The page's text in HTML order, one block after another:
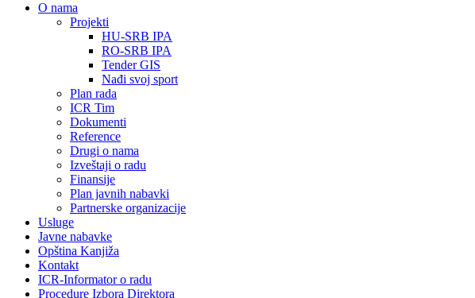
О nama
Projekti
HU-SRB IPA
RO-SRB IPA
Tender GIS
Nađi svoj sport
Plan rada
ICR Tim
Dokumenti
Reference
Drugi o nama
Izveštaji o radu
Finansije
Plan javnih nabavki
Partnerske organizacije
Usluge
Javne nabavke
Opština Kanjiža
Kontakt
ICR-Informator o radu
Procedure Izbora Direktora